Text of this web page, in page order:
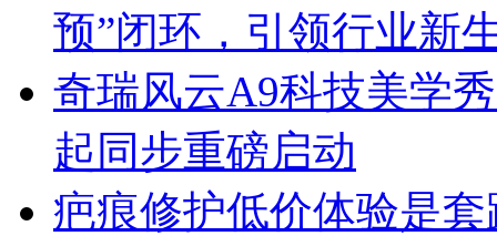
预”闭环，引领行业新
奇瑞风云A9科技美学
起同步重磅启动
疤痕修护低价体验是